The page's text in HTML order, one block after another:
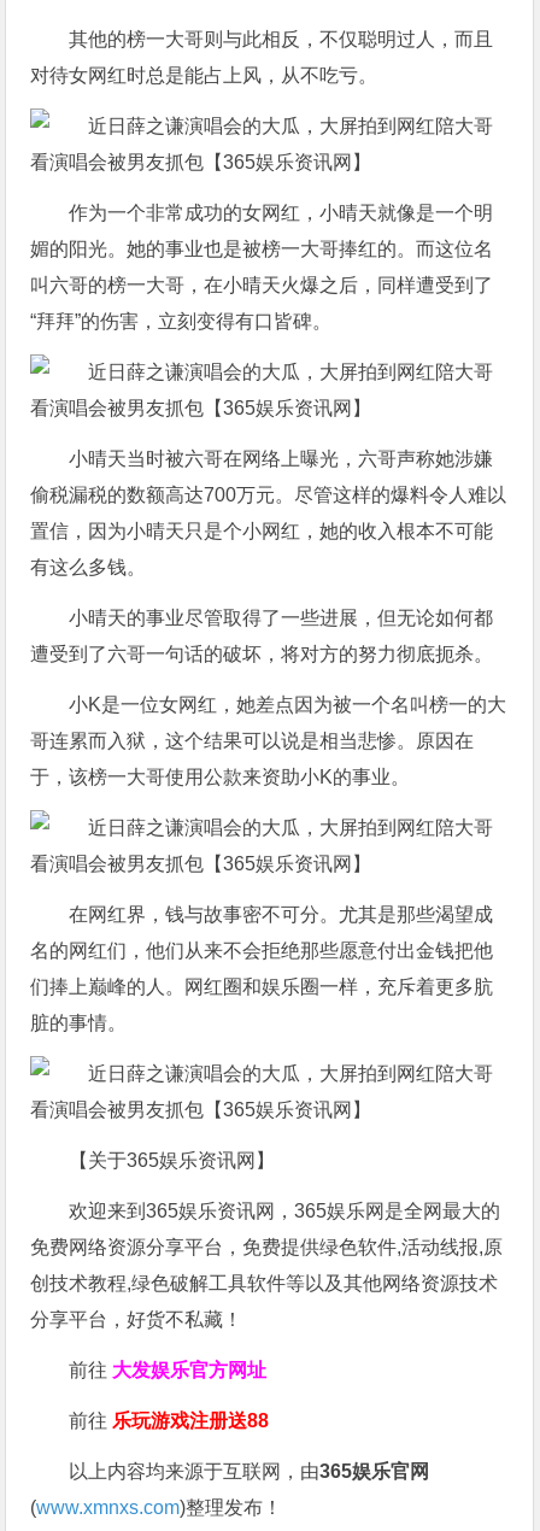
其他的榜一大哥则与此相反，不仅聪明过人，而且
对待女网红时总是能占上风，从不吃亏。
作为一个非常成功的女网红，小晴天就像是一个明
媚的阳光。她的事业也是被榜一大哥捧红的。而这位名
叫六哥的榜一大哥，在小晴天火爆之后，同样遭受到了
“拜拜”的伤害，立刻变得有口皆碑。
小晴天当时被六哥在网络上曝光，六哥声称她涉嫌
偷税漏税的数额高达700万元。尽管这样的爆料令人难以
置信，因为小晴天只是个小网红，她的收入根本不可能
有这么多钱。
小晴天的事业尽管取得了一些进展，但无论如何都
遭受到了六哥一句话的破坏，将对方的努力彻底扼杀。
小K是一位女网红，她差点因为被一个名叫榜一的大
哥连累而入狱，这个结果可以说是相当悲惨。原因在
于，该榜一大哥使用公款来资助小K的事业。
在网红界，钱与故事密不可分。尤其是那些渴望成
名的网红们，他们从来不会拒绝那些愿意付出金钱把他
们捧上巅峰的人。网红圈和娱乐圈一样，充斥着更多肮
脏的事情。
【关于365娱乐资讯网】
欢迎来到365娱乐资讯网，365娱乐网是全网最大的
免费网络资源分享平台，免费提供绿色软件,活动线报,原
创技术教程,绿色破解工具软件等以及其他网络资源技术
分享平台，好货不私藏！
前往 大发娱乐官方网址
前往 乐玩游戏注册送88
以上内容均来源于互联网，由365娱乐官网
(www.xmnxs.com)整理发布！